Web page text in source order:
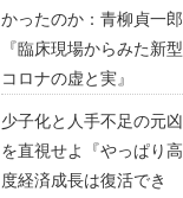
かったのか：青柳貞一郎
『臨床現場からみた新型
コロナの虚と実』
少子化と人手不足の元凶
を直視せよ『やっぱり高
度経済成長は復活でき